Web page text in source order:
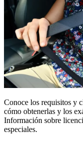
Conoce los requisitos y
cómo obtenerlas y los
Información sobre
especiales.